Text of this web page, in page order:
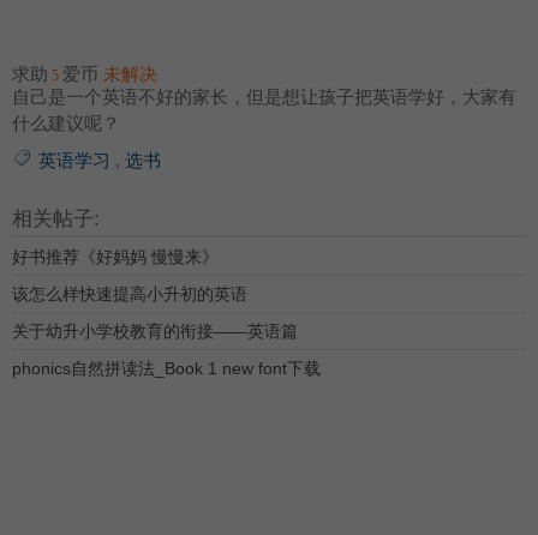
求助 5 爱币 未解决
自己是一个英语不好的家长，但是想让孩子把英语学好，大家有
什么建议呢？
英语学习 , 选书
相关帖子:
好书推荐《好妈妈 慢慢来》
该怎么样快速提高小升初的英语
关于幼升小学校教育的衔接——英语篇
phonics自然拼读法_Book 1 new font下载